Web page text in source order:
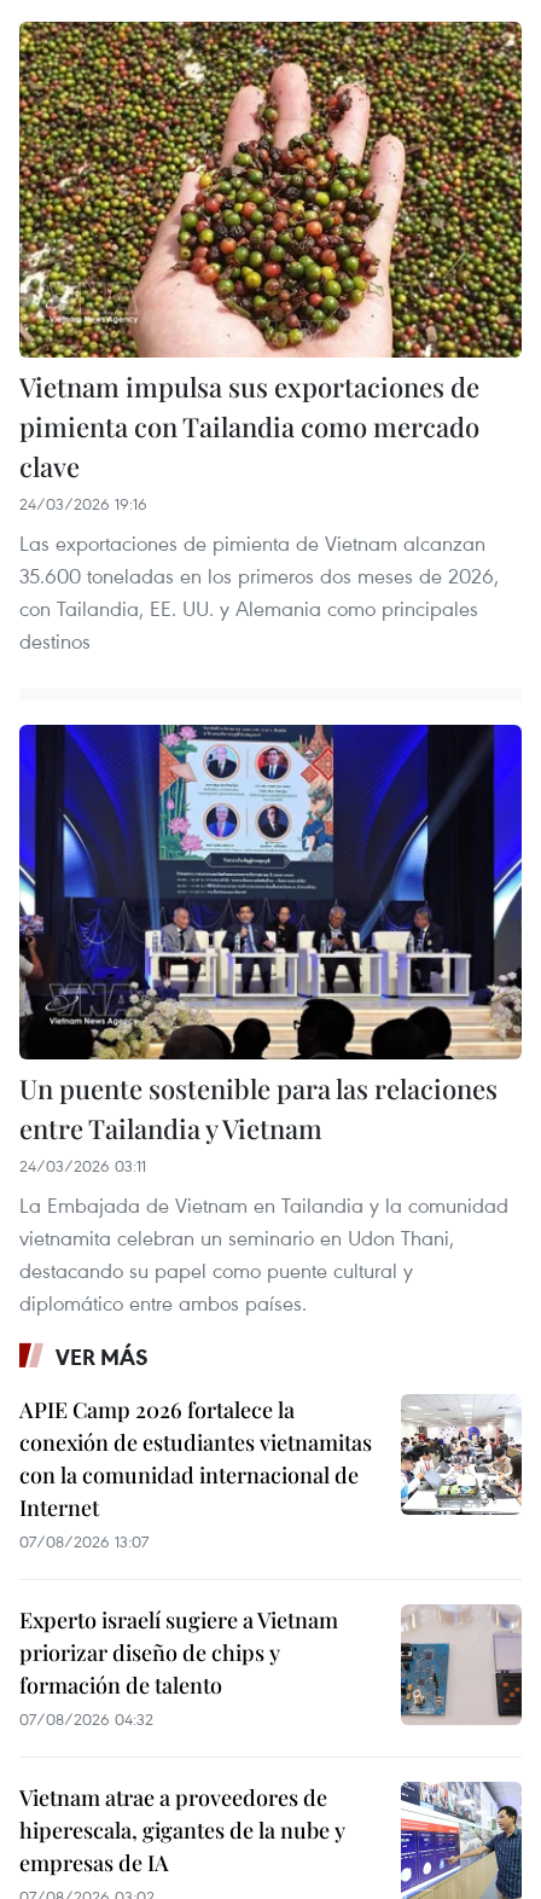
Vietnam impulsa sus exportaciones de
pimienta con Tailandia como mercado
clave
24/03/2026 19:16
Las exportaciones de pimienta de Vietnam alcanzan
35.600 toneladas en los primeros dos meses de 2026,
con Tailandia, EE. UU. y Alemania como principales
destinos
Un puente sostenible para las relaciones
entre Tailandia y Vietnam
24/03/2026 03:11
La Embajada de Vietnam en Tailandia y la comunidad
vietnamita celebran un seminario en Udon Thani,
destacando su papel como puente cultural y
diplomático entre ambos países.
VER MÁS
APIE Camp 2026 fortalece la
conexión de estudiantes vietnamitas
con la comunidad internacional de
Internet
07/08/2026 13:07
Experto israelí sugiere a Vietnam
priorizar diseño de chips y
formación de talento
07/08/2026 04:32
Vietnam atrae a proveedores de
hiperescala, gigantes de la nube y
empresas de IA